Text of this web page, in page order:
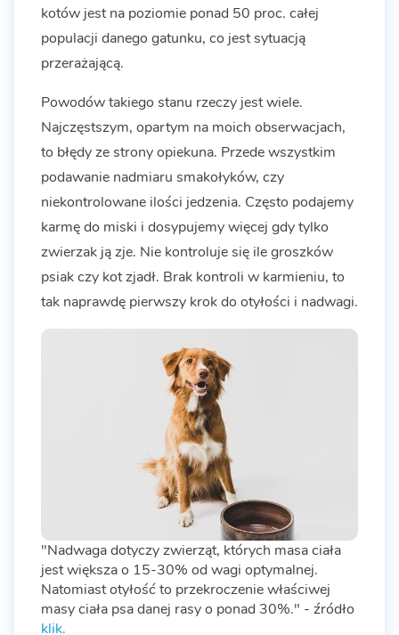
kotów jest na poziomie ponad 50 proc. całej
populacji danego gatunku, co jest sytuacją
przerażającą.
Powodów takiego stanu rzeczy jest wiele.
Najczęstszym, opartym na moich obserwacjach,
to błędy ze strony opiekuna. Przede wszystkim
podawanie nadmiaru smakołyków, czy
niekontrolowane ilości jedzenia. Często podajemy
karmę do miski i dosypujemy więcej gdy tylko
zwierzak ją zje. Nie kontroluje się ile groszków
psiak czy kot zjadł. Brak kontroli w karmieniu, to
tak naprawdę pierwszy krok do otyłości i nadwagi.
"Nadwaga dotyczy zwierząt, których masa ciała
jest większa o 15-30% od wagi optymalnej.
Natomiast otyłość to przekroczenie właściwej
masy ciała psa danej rasy o ponad 30%." - źródło
klik.